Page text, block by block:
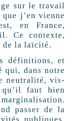
sur le travail
j’en vienne
en France,
Ce contexte,
de la laïcité.
définitions, et
qui, dans notre
neutralité, vis-
faut bien
passer de la